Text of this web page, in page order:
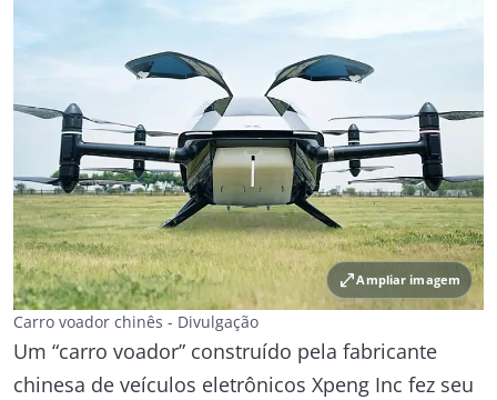
open_in_fullAmpliar imagem
Carro voador chinês - Divulgação
Um “carro voador” construído pela fabricante
chinesa de veículos eletrônicos Xpeng Inc fez seu